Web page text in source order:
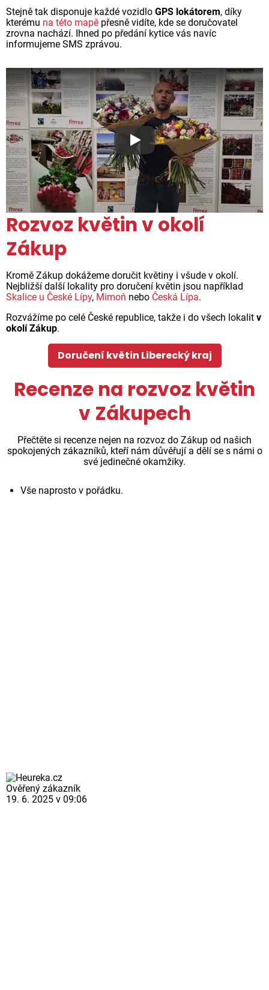
Stejně tak disponuje každé vozidlo GPS lokátorem, díky
kterému na této mapě přesně vidíte, kde se doručovatel
zrovna nachází. Ihned po předání kytice vás navíc
informujeme SMS zprávou.
Proč jsou květiny z Florea
Rozvoz květin v okolí
Zákup
Kromě Zákup dokážeme doručit květiny i všude v okolí.
Nejbližší další lokality pro doručení květin jsou například
Skalice u České Lípy, Mimoň nebo Česká Lípa.
Rozvážíme po celé České republice, takže i do všech lokalit v
okolí Zákup.
Doručení květin Liberecký kraj
Recenze na rozvoz květin
v Zákupech
Přečtěte si recenze nejen na rozvoz do Zákup od našich
spokojených zákazníků, kteří nám důvěřují a dělí se s námi o
své jedinečné okamžiky.
Vše naprosto v pořádku.
Ověřený zákazník
19. 6. 2025 v 09:06